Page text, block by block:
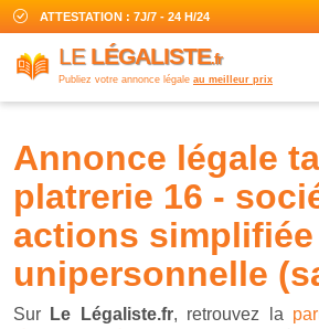
ATTESTATION : 7J/7 - 24 H/24
LE LÉGALISTE.fr
Publiez votre annonce légale au meilleur prix
annonce légale tamim
platrerie 16 -
actions simplifiée
unipersonnelle
Sur Le Légaliste.fr, retrouvez la